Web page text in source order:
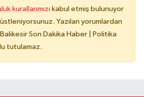
kurallarımızı kabul etmiş bulunuyor
Yazılan yorumlardan
Son Dakika Haber | Politika
tutulamaz.